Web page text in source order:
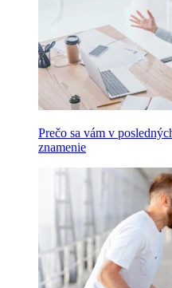
Prečo sa vám v
znamenie